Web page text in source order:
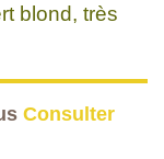
blond, très
Consulter